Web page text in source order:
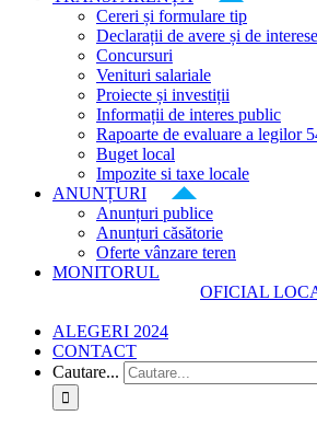
Cereri și formulare tip
Declarații de avere și de interese
Concursuri
Venituri salariale
Proiecte și investiții
Informații de interes public
Rapoarte de evaluare a legilor
Buget local
Impozite si taxe locale
ANUNȚURI
Anunțuri publice
Anunțuri căsătorie
Oferte vânzare teren
MONITORUL
OFICIAL
ALEGERI 2024
CONTACT
Cautare...